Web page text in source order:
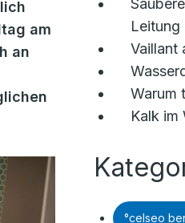
am
an
Leitung
Vaillant
Warum
Kalk im
°celseo